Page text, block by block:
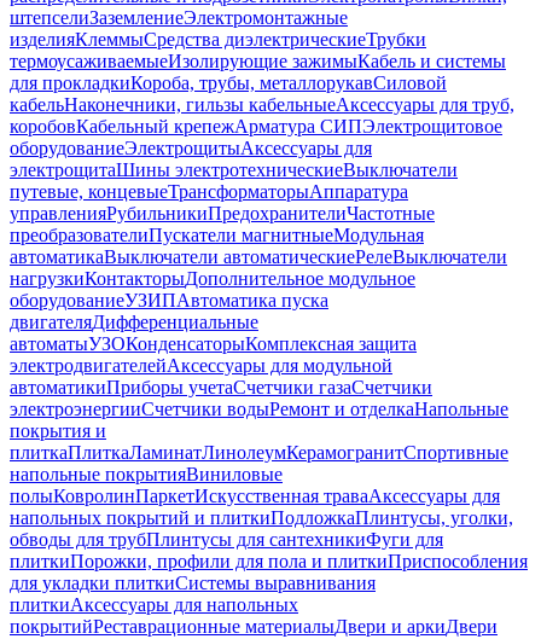
штепселиЗаземлениеЭлектромонтажные
изделияКлеммыСредства диэлектрическиеТрубки
термоусаживаемыеИзолирующие зажимыКабель и системы
для прокладкиКороба, трубы, металлорукавСиловой
кабельНаконечники, гильзы кабельныеАксессуары для труб,
коробовКабельный крепежАрматура СИПЭлектрощитовое
оборудованиеЭлектрощитыАксессуары для
электрощитаШины электротехническиеВыключатели
путевые, концевыеТрансформаторыАппаратура
управленияРубильникиПредохранителиЧастотные
преобразователиПускатели магнитныеМодульная
автоматикаВыключатели автоматическиеРелеВыключатели
нагрузкиКонтакторыДополнительное модульное
оборудованиеУЗИПАвтоматика пуска
двигателяДифференциальные
автоматыУЗОКонденсаторыКомплексная защита
электродвигателейАксессуары для модульной
автоматикиПриборы учетаСчетчики газаСчетчики
электроэнергииСчетчики водыРемонт и отделкаНапольные
покрытия и
плиткаПлиткаЛаминатЛинолеумКерамогранитСпортивные
напольные покрытияВиниловые
полыКовролинПаркетИскусственная траваАксессуары для
напольных покрытий и плиткиПодложкаПлинтусы, уголки,
обводы для трубПлинтусы для сантехникиФуги для
плиткиПорожки, профили для пола и плиткиПриспособления
для укладки плиткиСистемы выравнивания
плиткиАксессуары для напольных
покрытийРеставрационные материалыДвери и аркиДвери